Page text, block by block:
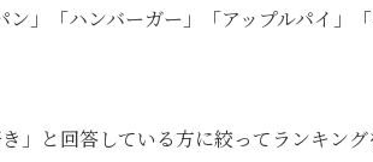
」「ハンバーガー」「アップルパイ」
」と回答している方に絞ってランキン